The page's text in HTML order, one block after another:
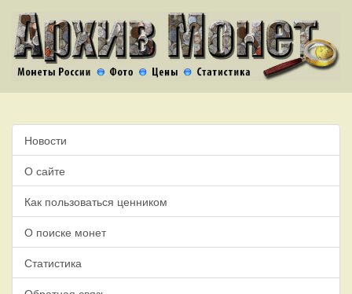
Новости
О сайте
Как пользоваться ценником
О поиске монет
Статистика